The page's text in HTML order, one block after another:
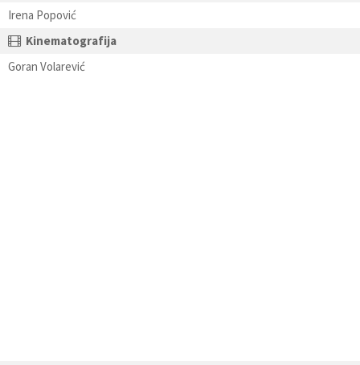
Irena Popović
Kinematografija
Goran Volarević